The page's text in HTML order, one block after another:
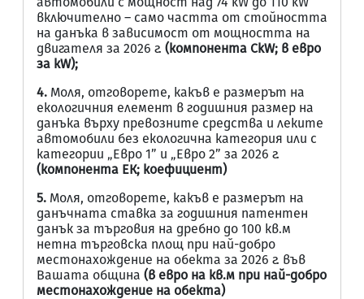
включително – само частта от стойността
на данъка в зависимост от мощността на
двигателя за 2026 г. (компонента СkW; в евро
за кW);
4. Моля, отговорете, какъв е размерът на
екологичния елемент в годишния размер на
данъка върху превозните средства и леките
автомобили без екологична категория или с
категории „Евро 1” и „Евро 2” за 2026 г.
(компонента ЕК; коефициент)
5. Моля, отговорете, какъв е размерът на
данъчната ставка за годишния патентен
данък за търговия на дребно до 100 кв.м
нетна търговска площ при най-добро
местонахождение на обекта за 2026 г. във
Вашата община (в евро на кв.м при най-добро
местонахождение на обекта)